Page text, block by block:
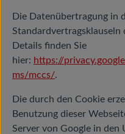
Die Datenübertragung in
Standardvertragsklauseln
Details finden Sie
hier: https://
ms/mccs/.
Die durch den Cookie
Benutzung dieser
Server von Google in den